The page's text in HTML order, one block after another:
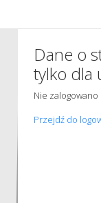
Dane o
tylko dla
Nie zalogowano
Przejdź do